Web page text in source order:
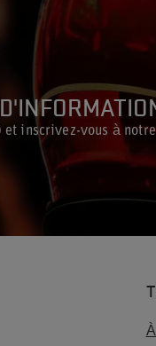
et inscrivez-vous à